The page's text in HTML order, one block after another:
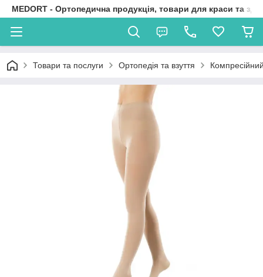
MEDORT - Ортопедична продукція, товари для краси та
Товари та послуги Ортопедія та взуття